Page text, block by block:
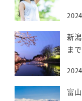
新
ま
富